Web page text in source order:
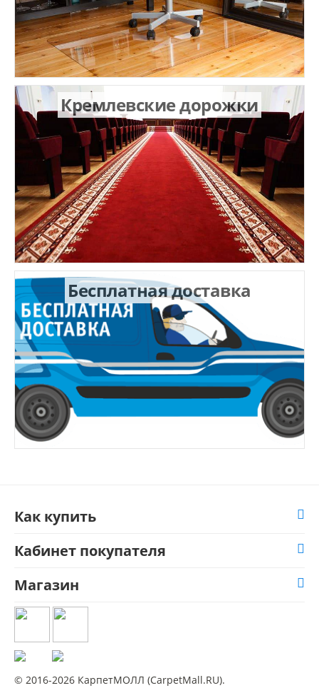
Кремлевские дорожки
Бесплатная доставка
Как купить
Кабинет покупателя
Магазин
© 2016-2026 КарпетМОЛЛ (CarpetMall.RU).